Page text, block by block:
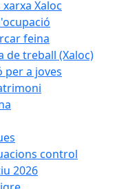
Xaloc
feina
de treball (Xaloc)
per a joves
control
2026